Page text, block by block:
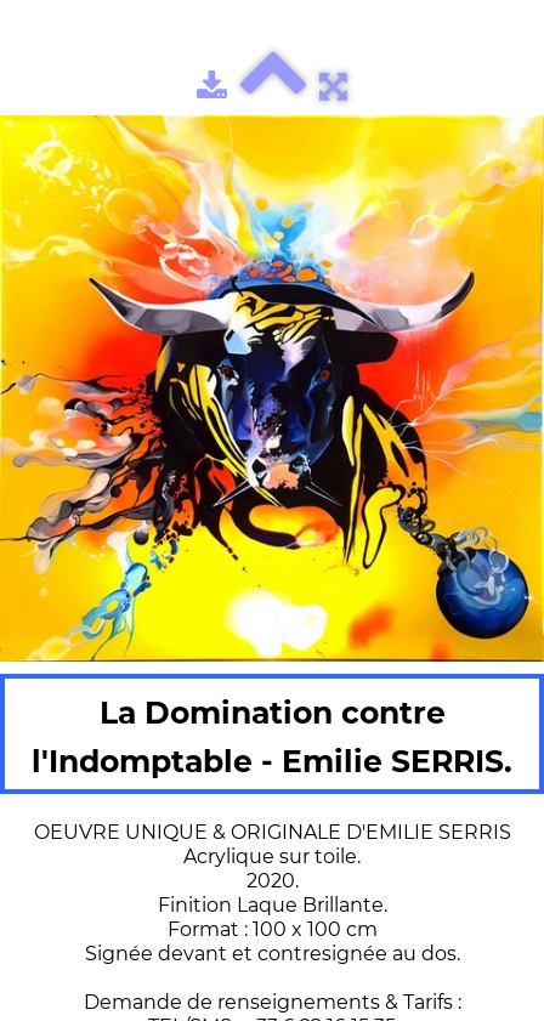
La Domination contre
l'Indomptable - Emilie SERRIS.
OEUVRE UNIQUE & ORIGINALE D'EMILIE SERRIS
Acrylique sur toile.
2020.
Finition Laque Brillante.
Format : 100 x 100 cm
Signée devant et contresignée au dos.
Demande de renseignements & Tarifs :